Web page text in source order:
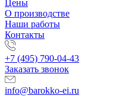
Цены
О производстве
Наши работы
Контакты
+7 (495) 790-04-43
Заказать звонок
info@barokko-ei.ru